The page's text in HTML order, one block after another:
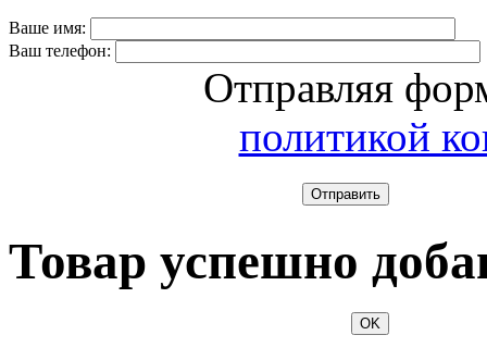
Ваше имя:
Ваш телефон:
Отправляя
политикой
Отправить
Товар успешно
OK